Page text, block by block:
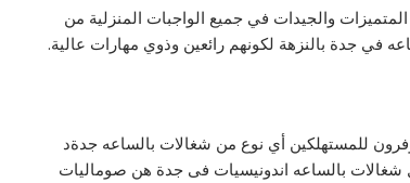
والجيدات في جميع الواجبات المنزلية من
جدة بالنزهة لكونهم رائعين وذوي مهارات عالية.
للمستهلكين أي نوع من شغالات بالساعه جدةد
شغالات بالساعه اندونيسيات فى جدة هن صوماليات